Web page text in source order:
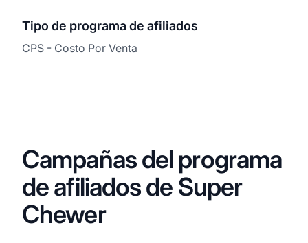
Tipo de programa de afiliados
CPS - Costo Por Venta
Campañas del programa
de afiliados de Super
Chewer